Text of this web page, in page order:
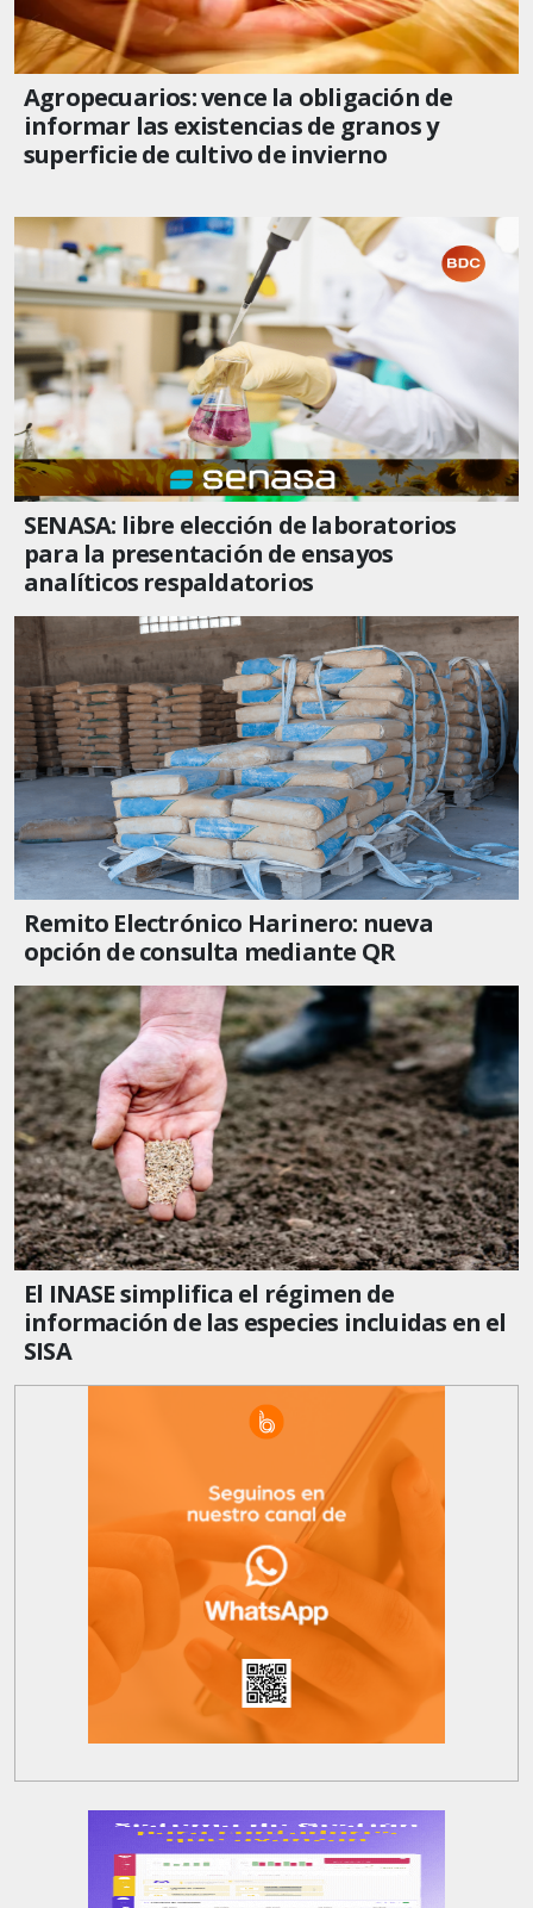
Agropecuarios: vence la obligación de
informar las existencias de granos y
superficie de cultivo de invierno
SENASA: libre elección de laboratorios
para la presentación de ensayos
analíticos respaldatorios
Remito Electrónico Harinero: nueva
opción de consulta mediante QR
El INASE simplifica el régimen de
información de las especies incluidas en el
SISA